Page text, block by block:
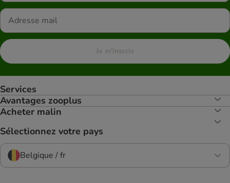
Je m'inscris
Services
Avantages zooplus
Acheter malin
Sélectionnez votre pays
Belgique / fr